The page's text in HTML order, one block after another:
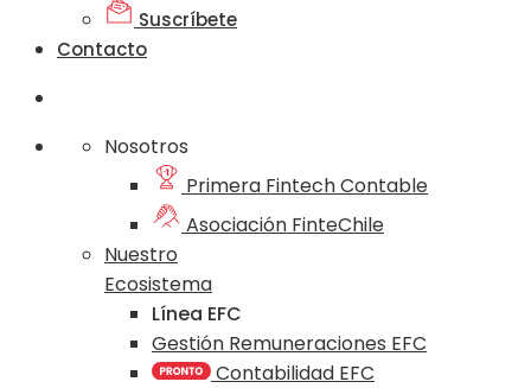
Suscríbete
Contacto
Nosotros
Primera Fintech Contable
Asociación FinteChile
Nuestro
Ecosistema
Línea EFC
Gestión Remuneraciones EFC
Contabilidad EFC